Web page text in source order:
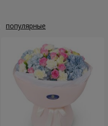
популярные